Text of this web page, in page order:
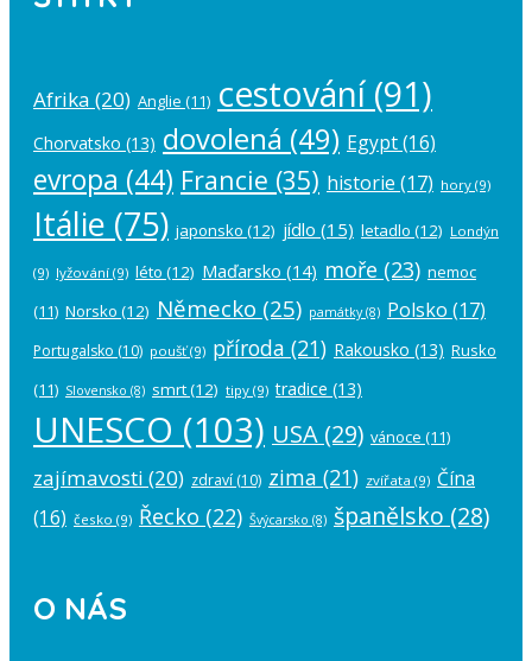
Afrika (20) Anglie (11) cestování(91)
Chorvatsko (13) dovolená (49) Egypt(16)
evropa (44) Francie (35) historie (17) hory (9)
Itálie (75) japonsko (12) jídlo (15) letadlo (12) Londýn
(9) lyžování (9) léto (12) Maďarsko (14) moře (23) nemoc
(11) Norsko (12) Německo (25) památky(8) Polsko (17)
Portugalsko (10) poušť(9) příroda (21) Rakousko (13) Rusko
(11) Slovensko (8) smrt(12) tipy (9) tradice (13)
UNESCO (103) USA (29) vánoce (11)
zajímavosti (20) zdraví (10) zima (21) zvířata (9) Čína
(16) česko (9) Řecko (22) Švýcarsko (8) španělsko (28)
O NÁS